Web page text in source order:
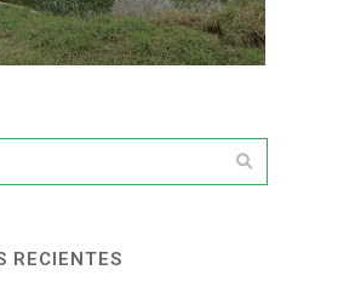
RECIENTES